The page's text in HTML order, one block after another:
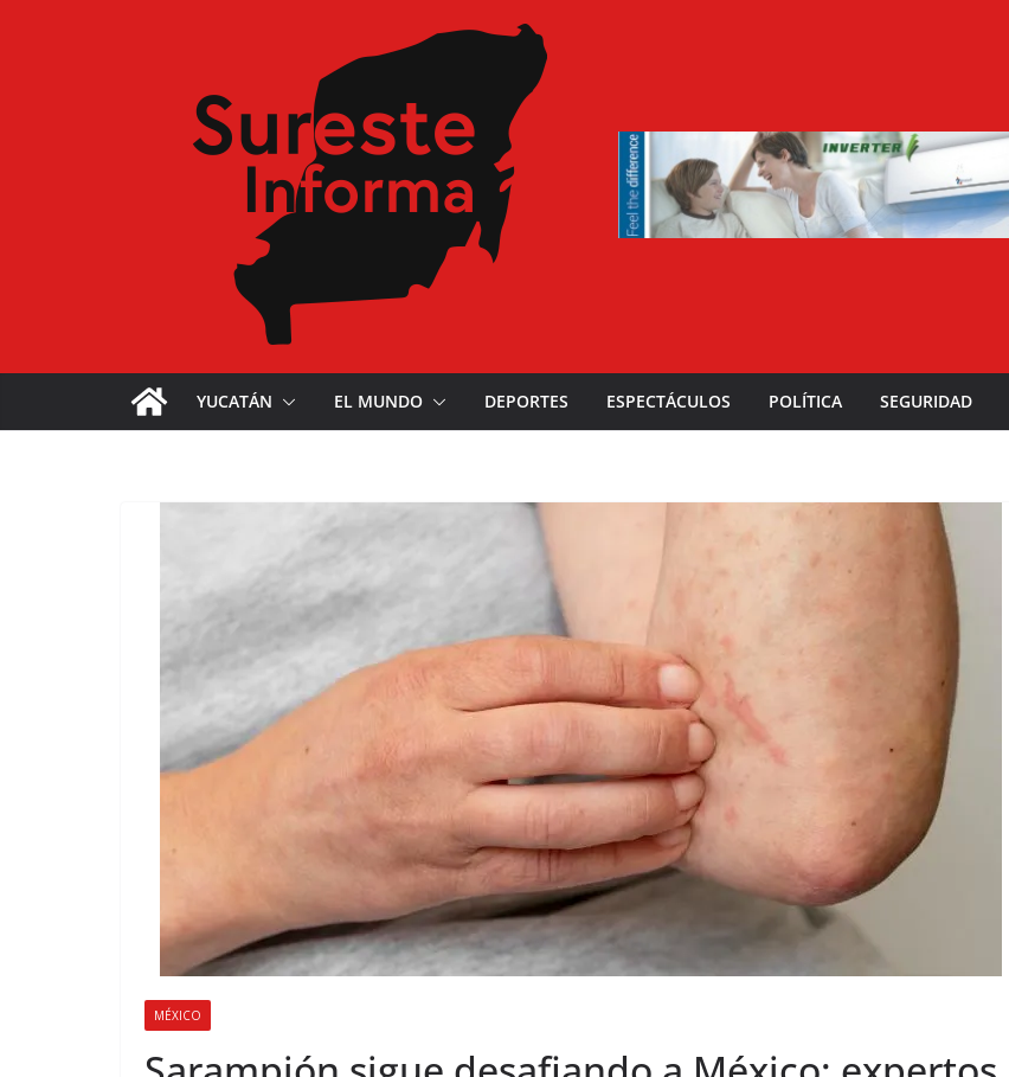
YUCATÁN EL MUNDO DEPORTES ESPECTÁCULOS POLÍTICA SEGURIDAD
MÉXICO